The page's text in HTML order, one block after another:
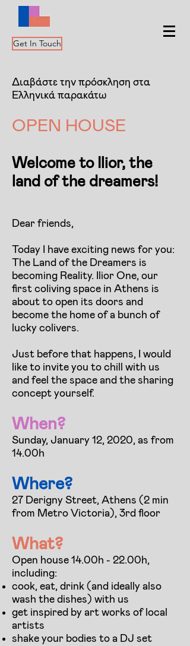
Get In Touch
Διαβάστε την πρόσκληση στα
Ελληνικά παρακάτω
OPEN HOUSE
Welcome to Ilior, the
land of the dreamers!
Dear friends,
Today I have exciting news for you:
The Land of the Dreamers is
becoming Reality. Ilior One, our
first coliving space in Athens is
about to open its doors and
become the home of a bunch of
lucky colivers.
Just before that happens, I would
like to invite you to chill with us
and feel the space and the sharing
concept yourself.
When?
Sunday, January 12, 2020, as from
14.00h
Where?
27 Derigny Street, Athens (2 min
from Metro Victoria), 3rd floor
What?
Open house 14.00h - 22.00h,
including:
cook, eat, drink (and ideally also
wash the dishes) with us
get inspired by art works of local
artists
shake your bodies to a DJ set